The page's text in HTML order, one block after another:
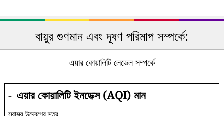
বায়ুর গুণমান এবং দূষণ পরিমাপ সম্পর্কে:
এয়ার কোয়ালিটি লেভেল সম্পর্কে
- এয়ার কোয়ালিটি ইনডেক্স (AQI) মান
স্বাস্থ্য উদ্বেগের স্তর